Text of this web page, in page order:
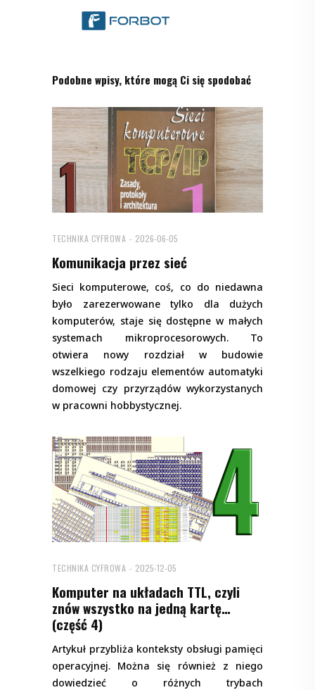
Podobne wpisy, które mogą Ci się spodobać
TECHNIKA CYFROWA 2026-06-05
Komunikacja przez sieć
Sieci komputerowe, coś, co do niedawna
było zarezerwowane tylko dla dużych
komputerów, staje się dostępne w małych
systemach mikroprocesorowych. To
otwiera nowy rozdział w budowie
wszelkiego rodzaju elementów automatyki
domowej czy przyrządów wykorzystanych
w pracowni hobbystycznej.
TECHNIKA CYFROWA 2025-12-05
Komputer na układach TTL, czyli
znów wszystko na jedną kartę…
(część 4)
Artykuł przybliża konteksty obsługi pamięci
operacyjnej. Można się również z niego
dowiedzieć o różnych trybach